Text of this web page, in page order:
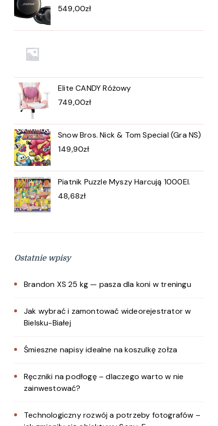
549,00zł
Elite CANDY Różowy
749,00zł
Snow Bros. Nick & Tom Special (Gra NS)
149,90zł
Piatnik Puzzle Myszy Harcują 1000El.
48,68zł
Ostatnie wpisy
Brandon XS 25 kg — pasza dla koni w treningu
Jak wybrać i zamontować wideorejestrator w
Bielsku-Białej
Śmieszne napisy idealne na koszulkę zołza
Ręczniki na podłogę – dlaczego warto w nie
zainwestować?
Technologiczny rozwój a potrzeby fotografów –